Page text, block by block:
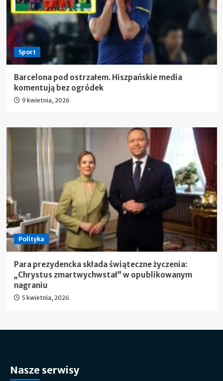
Sport
Barcelona pod ostrzałem. Hiszpańskie media
komentują bez ogródek
9 kwietnia, 2026
Polityka
Para prezydencka składa świąteczne życzenia:
„Chrystus zmartwychwstał” w opublikowanym
nagraniu
5 kwietnia, 2026
Nasze serwisy